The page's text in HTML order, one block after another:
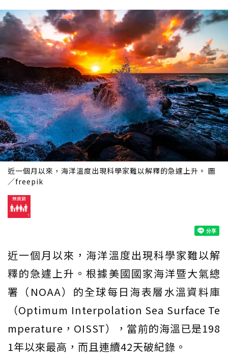
近一個月以來，海洋溫度出現科學家難以解釋的急遽上升。 圖
／freepik
近一個月以來，海洋溫度出現科學家難以解
釋的急遽上升。根據美國國家海洋暨大氣總
署（NOAA）的全球每日海表層水溫資料庫
（Optimum Interpolation Sea Surface Te
mperature，OISST），當前的海溫已是198
1年以來最高，而且連續42天破紀錄。